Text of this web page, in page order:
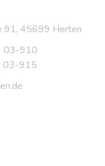
91, 45699 Herten
03-910
03-915